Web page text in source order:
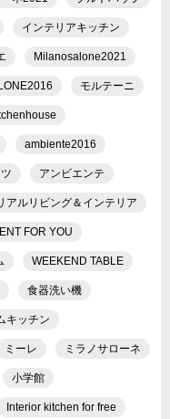
インテリアキッチン
Milanosalone2021
モルテーニ
ambiente2016
アンビエンテ
アルリビング＆インテリア
FOR YOU
WEEKEND TABLE
食器洗い機
キッチン
ミーレ ミラノサローネ
小学館
Interior kitchen for free